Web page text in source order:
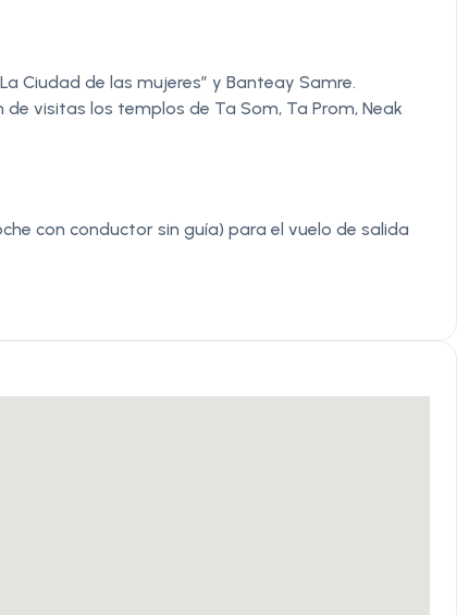
Ciudad de las mujeres” y Banteay Samre.
visitas los templos de Ta Som, Ta Prom, Neak
con conductor sin guía) para el vuelo de salida